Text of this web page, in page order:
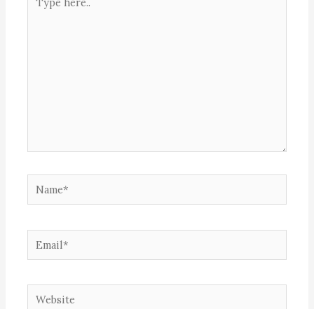
here..
Name*
Email*
Website